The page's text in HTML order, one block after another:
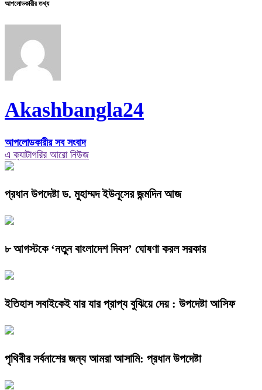
আপলোডকারীর তথ্য
Akashbangla24
আপলোডকারীর সব সংবাদ
এ ক্যাটাগরির আরো নিউজ
প্রধান উপদেষ্টা ড. মুহাম্মদ ইউনূসের জন্মদিন আজ
৮ আগস্টকে ‘নতুন বাংলাদেশ দিবস’ ঘোষণা করল সরকার
ইতিহাস সবাইকেই যার যার প্রাপ্য বুঝিয়ে দেয় : উপদেষ্টা আসিফ
পৃথিবীর সর্বনাশের জন্য আমরা আসামি: প্রধান উপদেষ্টা